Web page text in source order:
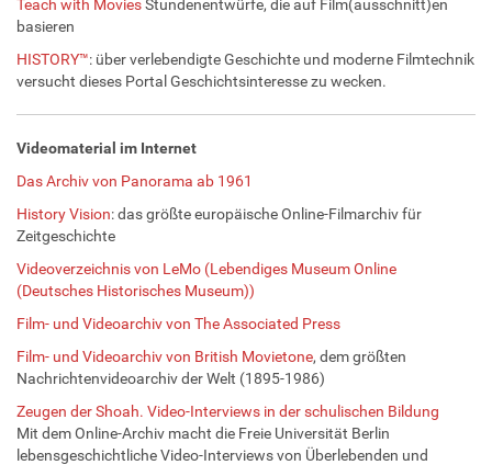
Teach with MoviesStundenentwürfe, die auf Film(ausschnitt)en
basieren
HISTORY™: über verlebendigte Geschichte und moderne Filmtechnik
versucht dieses Portal Geschichtsinteresse zu wecken.
Videomaterial im Internet
Das Archiv von Panorama ab 1961
History Vision: das größte europäische Online-Filmarchiv für
Zeitgeschichte
Videoverzeichnis von LeMo (Lebendiges Museum Online
(Deutsches Historisches Museum))
Film- und Videoarchiv von The Associated Press
Film- und Videoarchiv von British Movietone, dem größten
Nachrichtenvideoarchiv der Welt (1895-1986)
Zeugen der Shoah. Video-Interviews in der schulischen Bildung
Mit dem Online-Archiv macht die Freie Universität Berlin
lebensgeschichtliche Video-Interviews von Überlebenden und